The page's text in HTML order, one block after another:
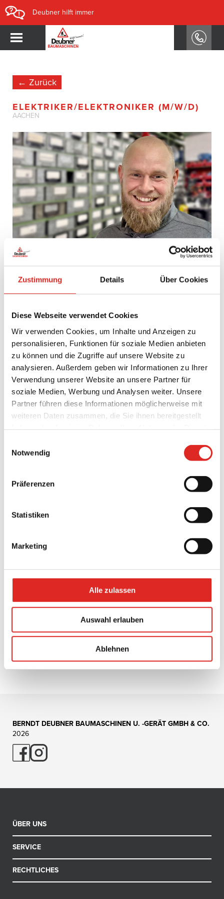
Zustimmung Details Über Cookies
Diese Webseite verwendet Cookies
Wir verwenden Cookies, um Inhalte und Anzeigen zu
personalisieren, Funktionen für soziale Medien anbieten
zu können und die Zugriffe auf unsere Website zu
analysieren. Außerdem geben wir Informationen zu Ihrer
Verwendung unserer Website an unsere Partner für
soziale Medien, Werbung und Analysen weiter. Unsere
Partner führen diese Informationen möglicherweise mit
weiteren Daten zusammen, die Sie ihnen bereitgestellt
Notwendig
Präferenzen
Statistiken
Marketing
Alle zulassen
Auswahl erlauben
Ablehnen
Deubner hilft immer
← Zurück
ELEKTRIKER/ELEKTRONIKER (M/W/D)
AACHEN
Elektriker/Elektroniker (M/W/D)
Wir bieten:
Ein harmonisches und kollegiales Miteinander ineinem
Freiraum zur Mitgestaltung der Prozesse
Flache Hierarchien
Faire Vergütung
Firmenfeste und Veranstaltungen
Weiterbildungsmöglichkeiten
Voll ausgestattete Mitarbeiterküche
Dein Profil:
Interessiert an der Baubranche und unseren Artikeln und
Dienstleistungen
Führerschein Klasse B
Reparaturen
Montage
Außendienst
Wir freuen uns auf Deine Bewerbung!
Für erste Informationen steht Dir Herr Ritzerfeld unter Tel.:
Berndt Deubner Baumaschinen und -gerät GmbH & Co.
E-Mail:ritzerfeld@deubner-bau.de
BERNDT DEUBNER BAUMASCHINEN U. -GERÄT GMBH & CO.
2026
ÜBER UNS
Kontakt
Anfahrt
SERVICE
Schulungen
RECHTLICHES